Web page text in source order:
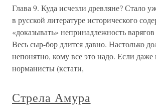
Глава 9. Куда исчезли древляне? Стало
в русской литературе исторического
«доказывать» непринадлежность
Весь сыр-бор длится давно. Настолько
непонятно, кому все это надо. Если
норманисты (кстати,
Стрела Амура